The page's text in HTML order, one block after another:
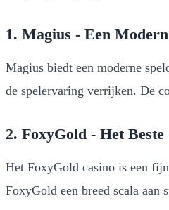
1. Magius - Een
Magius biedt een moderne
de spelervaring verrijken. De
2. FoxyGold - Het
Het FoxyGold casino is een
FoxyGold een breed scala aan